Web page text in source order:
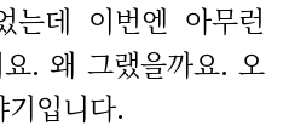
는데 이번엔 아무런
. 왜 그랬을까요. 오
입니다.